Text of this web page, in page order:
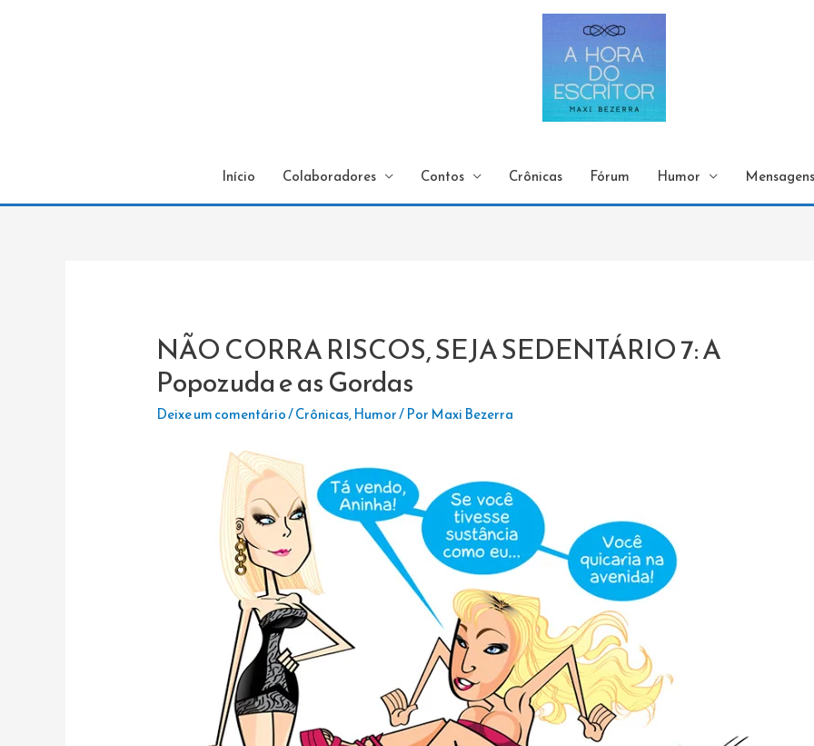
Início Colaboradores Contos Crônicas Fórum Humor Mensagens
NÃO CORRA RISCOS, SEJA SEDENTÁRIO 7: A
Popozuda e as Gordas
Deixe um comentário/Crônicas,Humor/ Por Maxi Bezerra